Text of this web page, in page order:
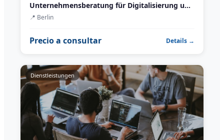
Unternehmensberatung für Digitalisierung und KI-Integration
📍 Berlin
Precio a consultar Details →
Dienstleistungen